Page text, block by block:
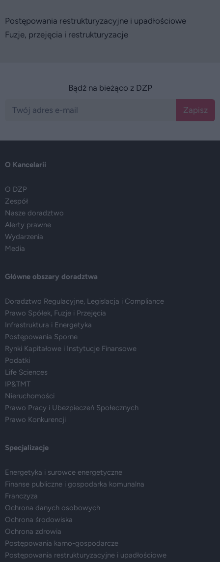
Postępowania restrukturyzacyjne i upadłościowe
Fuzje, przejęcia i restrukturyzacje
Bądź na bieżąco z DZP
Zapisz
O Kancelarii
O DZP
Zespół
Nasze doradztwo
Alerty prawne
Wydarzenia
Media
Główne obszary doradztwa
Doradztwo Regulacyjne, Legislacja i Compliance
Prawo Spółek, Fuzje i Przejęcia
Infrastruktura i Energetyka
Postępowania Sporne
Rynki Kapitałowe i Instytucje Finansowe
Podatki
Life Sciences
IP&TMT
Nieruchomości
Prawo Pracy i Ubezpieczeń Społecznych
Prawo Konkurencji
Specjalizacje
Energetyka i surowce energetyczne
Finanse publiczne i gospodarka komunalna
Franczyza
Ochrona danych osobowych
Ochrona środowiska
Ochrona zdrowia
Postępowania karno-gospodarcze
Postępowania restrukturyzacyjne i upadłościowe